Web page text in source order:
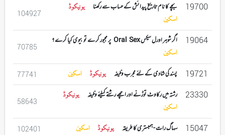
19700 بچے کا نام تاریخ پیدائش کے حساب سے رکھنا
یونیکوڈ
اسکین
104927
19064 اگر شوہر اورل سیکس Oral Sex پر مجبور کرے تو بیوی کیا کرے ؟
اسکین
70785
19721 پسند کی شادی کے لئے مجرب وظیفہ یونیکوڈ اسکین 77741
23330 رشتہ میں رکاوٹ توڑنے اور اچھے رشتے کیلئے وظیفہ
یونیکوڈ
اسکین
58643
15047 سہاگ رات -ہمبستری کا طریقہ یونیکوڈ اسکین 102401